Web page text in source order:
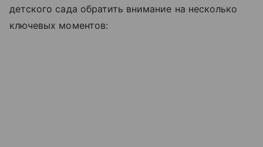
детского сада обратить внимание на несколько
ключевых моментов: